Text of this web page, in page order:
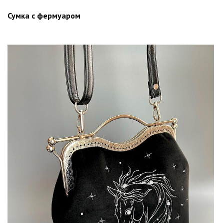
Сумка с фермуаром